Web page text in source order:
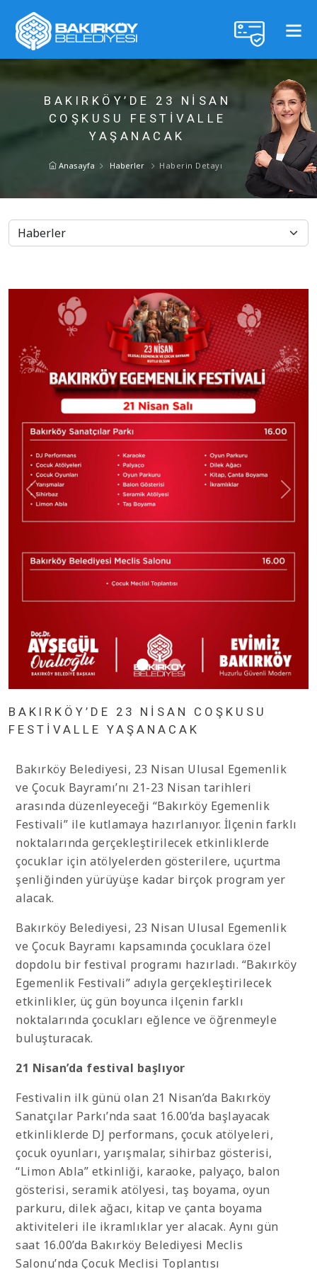
BAKIRKÖY’DE 23 NİSAN
COŞKUSU FESTİVALLE
YAŞANACAK
Anasayfa Haberler Haberin Detayı
BAKIRKÖY’DE 23 NİSAN COŞKUSU
FESTİVALLE YAŞANACAK
Bakırköy Belediyesi, 23 Nisan Ulusal Egemenlik
ve Çocuk Bayramı’nı 21-23 Nisan tarihleri
arasında düzenleyeceği “Bakırköy Egemenlik
Festivali” ile kutlamaya hazırlanıyor. İlçenin farklı
noktalarında gerçekleştirilecek etkinliklerde
çocuklar için atölyelerden gösterilere, uçurtma
şenliğinden yürüyüşe kadar birçok program yer
alacak.
Bakırköy Belediyesi, 23 Nisan Ulusal Egemenlik
ve Çocuk Bayramı kapsamında çocuklara özel
dopdolu bir festival programı hazırladı. “Bakırköy
Egemenlik Festivali” adıyla gerçekleştirilecek
etkinlikler, üç gün boyunca ilçenin farklı
noktalarında çocukları eğlence ve öğrenmeyle
buluşturacak.
21 Nisan’da festival başlıyor
Festivalin ilk günü olan 21 Nisan’da Bakırköy
Sanatçılar Parkı’nda saat 16.00’da başlayacak
etkinliklerde DJ performans, çocuk atölyeleri,
çocuk oyunları, yarışmalar, sihirbaz gösterisi,
“Limon Abla” etkinliği, karaoke, palyaço, balon
gösterisi, seramik atölyesi, taş boyama, oyun
parkuru, dilek ağacı, kitap ve çanta boyama
aktiviteleri ile ikramlıklar yer alacak. Aynı gün
saat 16.00’da Bakırköy Belediyesi Meclis
Salonu’nda Çocuk Meclisi Toplantısı